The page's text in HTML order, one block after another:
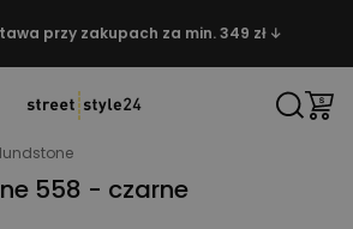
przy zakupach za min. 349 zł ↓
558 - czarne